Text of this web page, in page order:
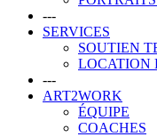
---
SERVICES
SOUTIEN
LOCATION
---
ART2WORK
ÉQUIPE
COACHES